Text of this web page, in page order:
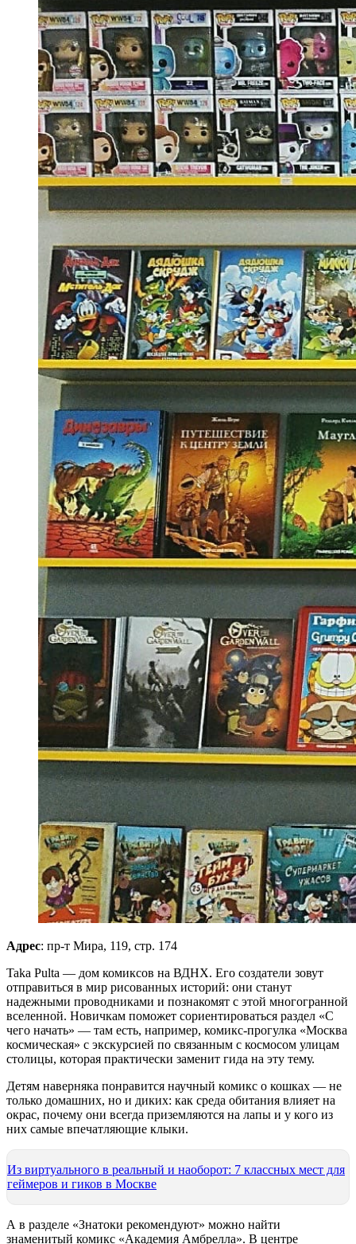
Адрес: ​​пр-т Мира, 119, стр. 174
Taka Pulta — дом комиксов на ВДНХ. Его создатели зовут
отправиться в мир рисованных историй: они станут
надежными проводниками и познакомят с этой многогранной
вселенной. Новичкам поможет сориентироваться раздел «С
чего начать» — там есть, например, комикс-прогулка «Москва
космическая» с экскурсией по связанным с космосом улицам
столицы, которая практически заменит гида на эту тему.
Детям наверняка понравится научный комикс о кошках — не
только домашних, но и диких: как среда обитания влияет на
окрас, почему они всегда приземляются на лапы и у кого из
них самые впечатляющие клыки.
Из виртуального в реальный и наоборот: 7 классных мест для
геймеров и гиков в Москве
А в разделе «Знатоки рекомендуют» можно найти
знаменитый комикс «Академия Амбрелла». В центре